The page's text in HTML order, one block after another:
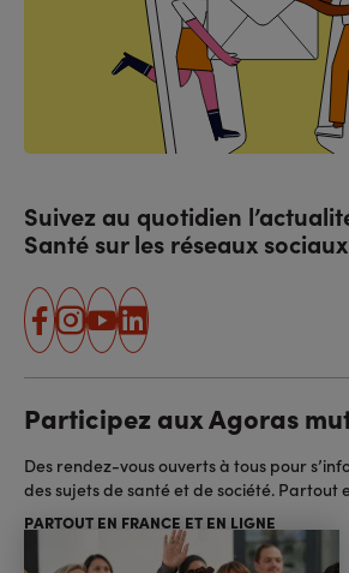
Suivez au quotidien
Santé sur les réseaux sociaux
facebook
instagram
youtube
linkedin
Participez aux Agoras
Des rendez-vous ouverts à tous pour
des sujets de santé et de société. Partout
PARTOUT EN FRANCE ET EN LIGNE